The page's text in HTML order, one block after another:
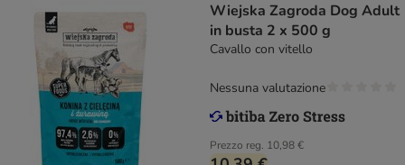
Wiejska Zagroda Dog Adult
in busta 2 x 500 g
Cavallo con vitello
Prezzo reg. 10,98 €
Nessuna valutazione